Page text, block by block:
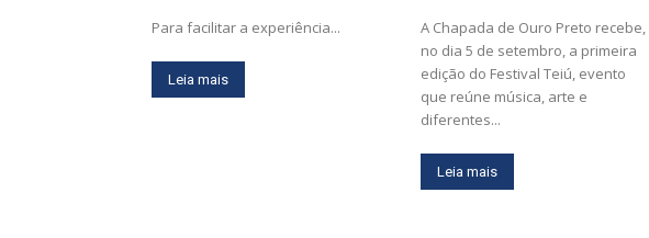
Para facilitar a experiência...
Leia mais
A Chapada de Ouro Preto recebe,
no dia 5 de setembro, a primeira
edição do Festival Teiú, evento
que reúne música, arte e
diferentes...
Leia mais